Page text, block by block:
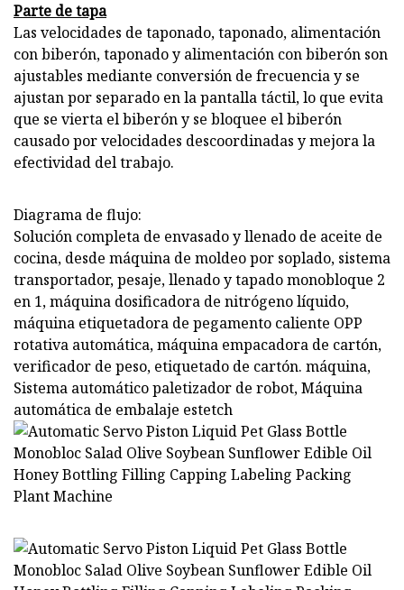
Parte de tapa
Las velocidades de taponado, taponado, alimentación
con biberón, taponado y alimentación con biberón son
ajustables mediante conversión de frecuencia y se
ajustan por separado en la pantalla táctil, lo que evita
que se vierta el biberón y se bloquee el biberón
causado por velocidades descoordinadas y mejora la
efectividad del trabajo.
Diagrama de flujo:
Solución completa de envasado y llenado de aceite de
cocina, desde máquina de moldeo por soplado, sistema
transportador, pesaje, llenado y tapado monobloque 2
en 1, máquina dosificadora de nitrógeno líquido,
máquina etiquetadora de pegamento caliente OPP
rotativa automática, máquina empacadora de cartón,
verificador de peso, etiquetado de cartón. máquina,
Sistema automático paletizador de robot, Máquina
automática de embalaje estetch